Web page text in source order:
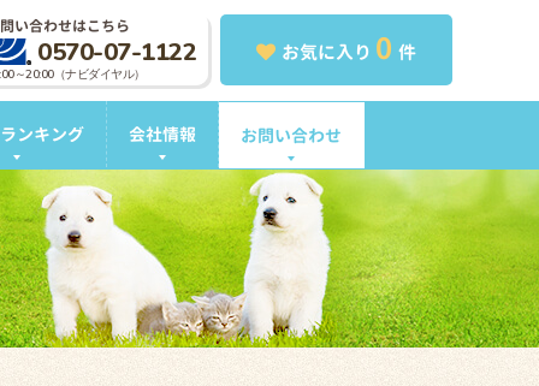
お気に入り 0 件
い合わせはこちら
0570-07-1122
～20:00（ナビダイヤル）
ンキング 会社情報 お問い合わせ